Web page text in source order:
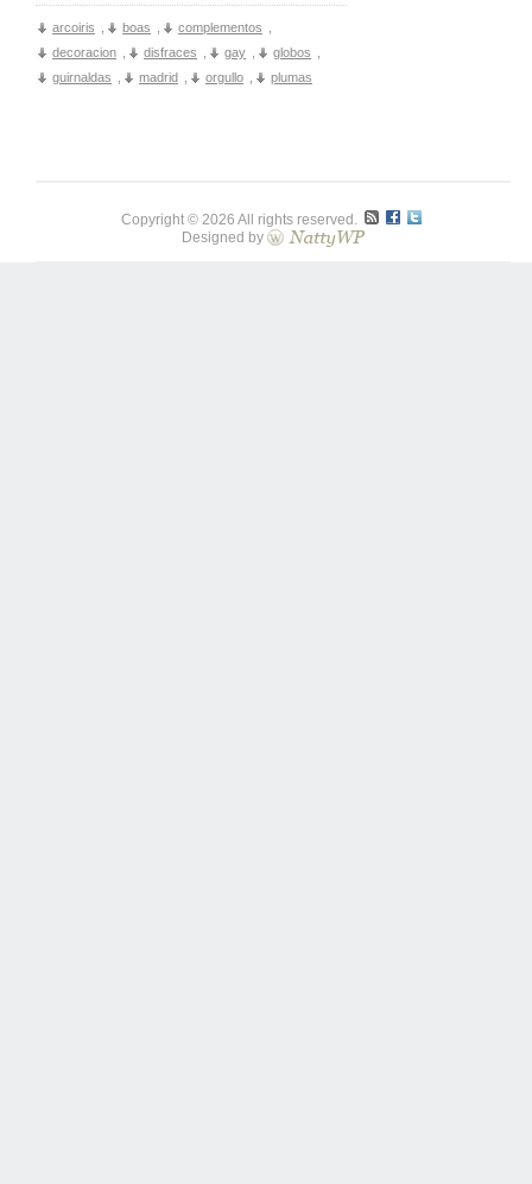
arcoiris boas complementos
decoracion
disfraces gay globos
guirnaldas
madrid orgullo plumas
Copyright © 2026 All rights reserved.
Designed by